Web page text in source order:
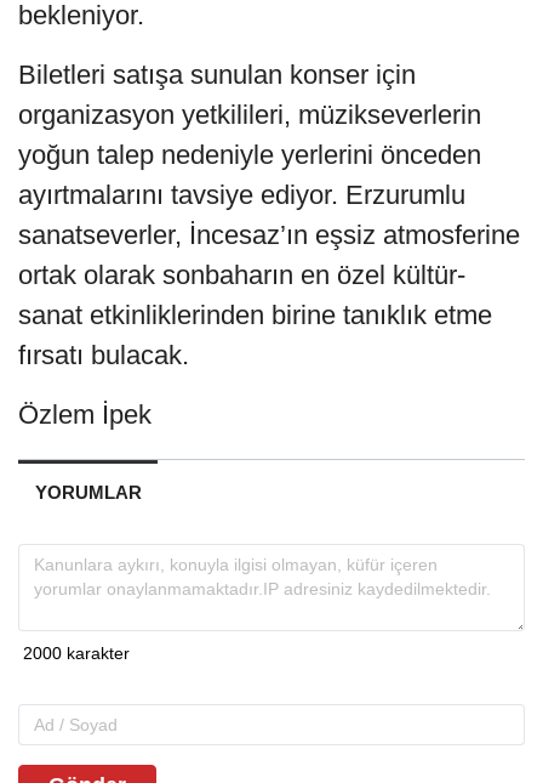
bekleniyor.
Biletleri satışa sunulan konser için
organizasyon yetkilileri, müzikseverlerin
yoğun talep nedeniyle yerlerini önceden
ayırtmalarını tavsiye ediyor. Erzurumlu
sanatseverler, İncesaz’ın eşsiz atmosferine
ortak olarak sonbaharın en özel kültür-
sanat etkinliklerinden birine tanıklık etme
fırsatı bulacak.
Özlem İpek
YORUMLAR